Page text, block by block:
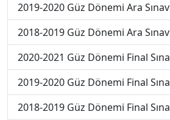
2019-2020 Güz Dönemi Ara
2018-2019 Güz Dönemi Ara
2020-2021 Güz Dönemi Final
2019-2020 Güz Dönemi Final
2018-2019 Güz Dönemi Final